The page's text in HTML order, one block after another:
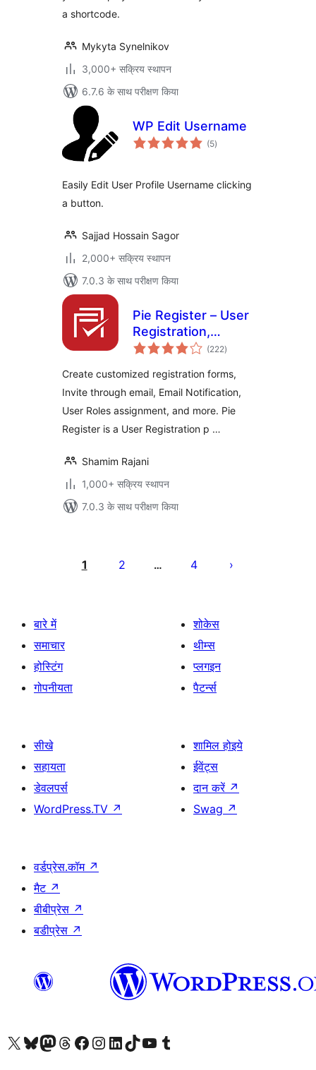
a shortcode.
Mykyta Synelnikov
3,000+ सक्रिय स्थापन
6.7.6 के साथ परीक्षण किया
WP Edit Username
(5कुल
दर)
Easily Edit User Profile Username clicking
a button.
Sajjad Hossain Sagor
2,000+ सक्रिय स्थापन
7.0.3 के साथ परीक्षण किया
Pie Register – User
Registration,
Profiles & Content
(222कुल
दर)
Create customized registration forms,
Invite through email, Email Notification,
User Roles assignment, and more. Pie
Register is a User Registration p …
Shamim Rajani
1,000+ सक्रिय स्थापन
7.0.3 के साथ परीक्षण किया
पेजिनेशन
1 2 … 4
बारे में
समाचार
होस्टिंग
गोपनीयता
शोकेस
थीम्स
प्लगइन
पैटर्न्स
सीखे
सहायता
डेवलपर्स
WordPress.TV ↗
शामिल होइये
ईवेंट्स
दान करें ↗
Swag ↗
वर्डप्रेस.कॉम ↗
मैट ↗
बीबीप्रेस ↗
बडीप्रेस ↗
Visit our X (formerly Twitter) account
हमारे बलुस्की खाते पर जाएँVisit our Mastodon account
हमारे थ्रेड्स अकाउंट पर जाएंहमारे फेसबुक पेज पर जाएँहमारे इंस्टाग्राम अकाउंट पर जाएंहमारे लिंक्डइन खाते पर जाएँहमारे टिकटॉक खाते पर जाएँहमारे यूट्यूब चैनल पर जाएंहमारे Tumblr खाते पर जाएँ